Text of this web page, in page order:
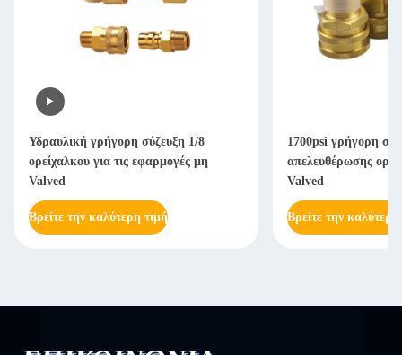
Υδραυλική γρήγορη σύζευξη 1/8
ορείχαλκου για τις εφαρμογές μη
Valved
Βρείτε την καλύτερη τιμή
1700psi γρήγορη
απελευθέρωσης
Valved
Βρείτε την καλύτερη